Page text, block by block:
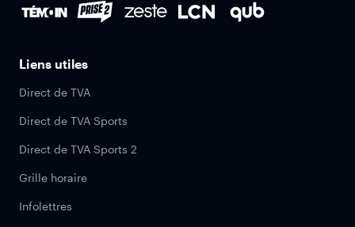
Liens utiles
Direct de TVA
Direct de TVA Sports
Direct de TVA Sports 2
Grille horaire
Infolettres